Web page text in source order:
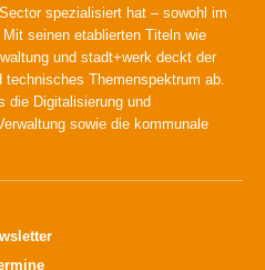
spezialisiert hat – sowohl im
seinen etablierten Titeln wie
und stadt+werk deckt der
Themenspektrum ab.
die Digitalisierung und
sowie die kommunale